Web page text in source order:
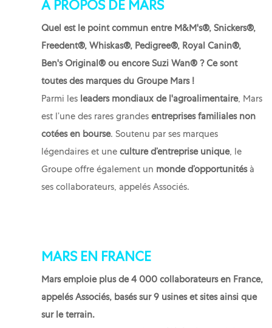
A PROPOS DE MARS
Quel est le point commun entre M&M's®, Snickers®,
Freedent®, Whiskas®, Pedigree®, Royal Canin®,
Ben's Original® ou encore Suzi Wan® ? Ce sont
toutes des marques du Groupe Mars !
Parmi les leaders mondiaux de l'agroalimentaire, Mars
est l’une des rares grandesentreprises familiales non
cotées en bourse. Soutenu par ses marques
légendaires et uneculture d’entreprise unique, le
Groupe offre également un monde d’opportunités à
ses collaborateurs, appelés Associés.
MARS EN FRANCE
Mars emploie plus de 4 000 collaborateurs en France,
appelés Associés, basés sur 9 usines et sites ainsi que
sur le terrain.